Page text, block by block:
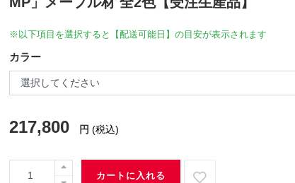
※以下項目を選択すると【配送可能日】の目安が表示されます
カラー
217,800 円 (税込)
カートに入れる